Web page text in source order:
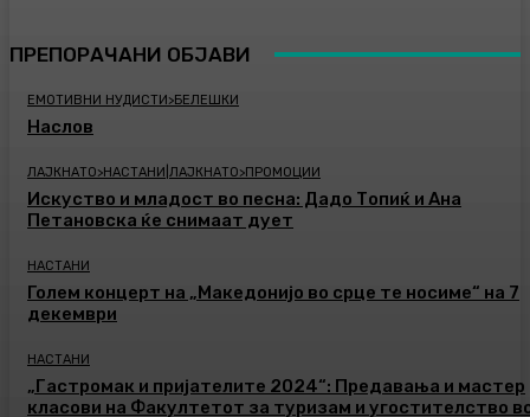
ПРЕПОРАЧАНИ ОБЈАВИ
ЕМОТИВНИ НУДИСТИ>БЕЛЕШКИ
Наслов
ЛАЈКНАТО>НАСТАНИ|ЛАЈКНАТО>ПРОМОЦИИ
Искуство и младост во песна: Дадо Топиќ и Ана
Петановска ќе снимаат дует
НАСТАНИ
Голем концерт на „Македонијо во срце те носиме“ на 7
декември
НАСТАНИ
„Гастромак и пријателите 2024“: Предавања и мастер
класови на Факултетот за туризам и угостителство